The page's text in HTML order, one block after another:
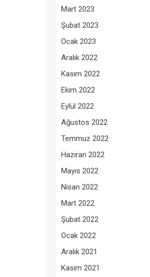
Mart 2023
Şubat 2023
Ocak 2023
Aralık 2022
Kasım 2022
Ekim 2022
Eylül 2022
Ağustos 2022
Temmuz 2022
Haziran 2022
Mayıs 2022
Nisan 2022
Mart 2022
Şubat 2022
Ocak 2022
Aralık 2021
Kasım 2021